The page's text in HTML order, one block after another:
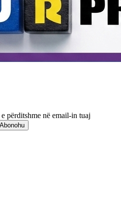
përditshme në email-in tuaj
Abonohu